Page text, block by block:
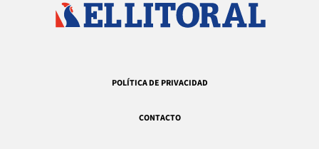
POLÍTICA DE PRIVACIDAD
CONTACTO